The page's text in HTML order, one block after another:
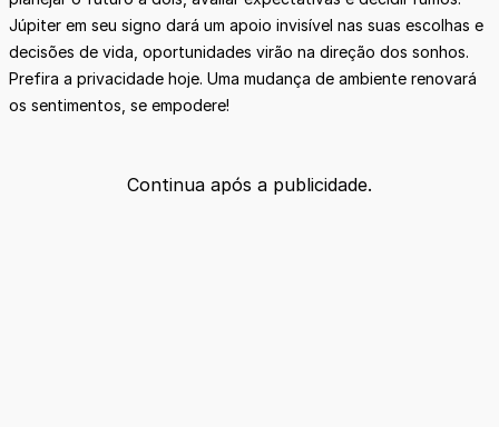
Júpiter em seu signo dará um apoio invisível nas suas escolhas e
decisões de vida, oportunidades virão na direção dos sonhos.
Prefira a privacidade hoje. Uma mudança de ambiente renovará
os sentimentos, se empodere!
Continua após a publicidade.